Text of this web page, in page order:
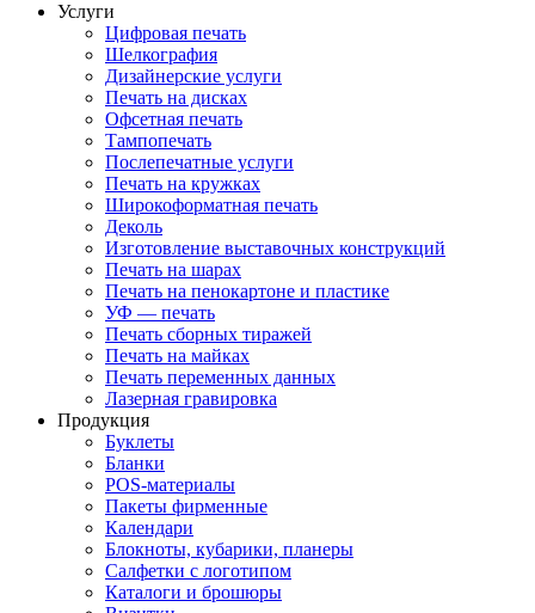
Услуги
Цифровая печать
Шелкография
Дизайнерские услуги
Печать на дисках
Офсетная печать
Тампопечать
Послепечатные услуги
Печать на кружках
Широкоформатная печать
Деколь
Изготовление выставочных конструкций
Печать на шарах
Печать на пенокартоне и пластике
УФ — печать
Печать сборных тиражей
Печать на майках
Печать переменных данных
Лазерная гравировка
Продукция
Буклеты
Бланки
POS-материалы
Пакеты фирменные
Календари
Блокноты, кубарики, планеры
Салфетки с логотипом
Каталоги и брошюры